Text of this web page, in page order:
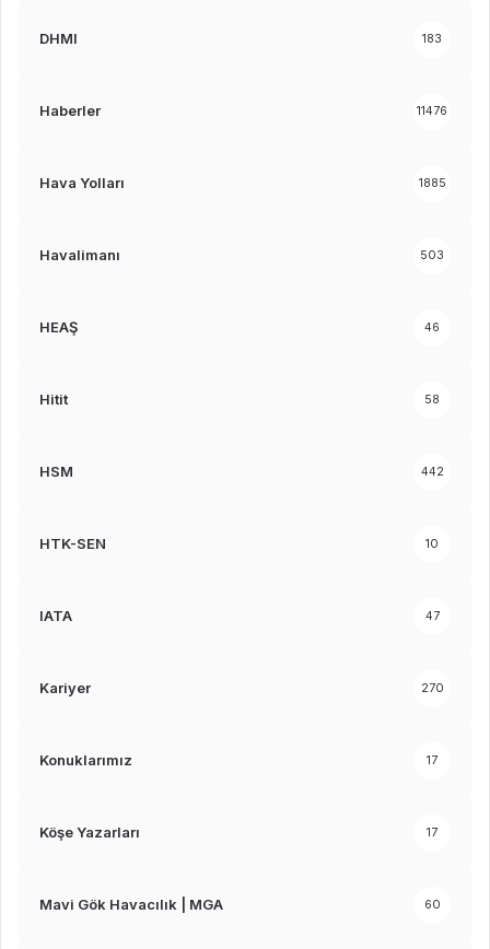
DHMI 183
Haberler 11476
Hava Yolları 1885
Havalimanı 503
HEAŞ 46
Hitit 58
HSM 442
HTK-SEN 10
IATA 47
Kariyer 270
Konuklarımız 17
Köşe Yazarları 17
Mavi Gök Havacılık | MGA 60